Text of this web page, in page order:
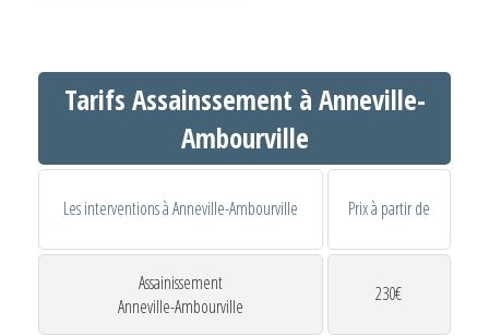
Tarifs Assainssement à Anneville-
Ambourville
Les interventions à Anneville-Ambourville Prix à partir de
Assainissement
Anneville-Ambourville
230€